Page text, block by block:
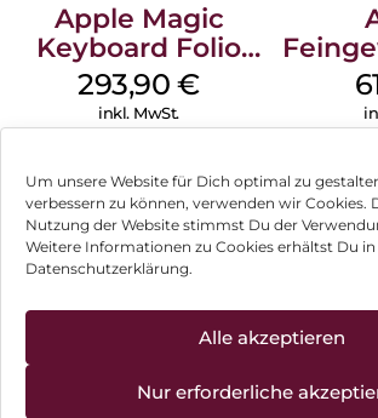
Um unsere Website für Dich optimal zu
verbessern zu können, verwenden wir Cookies.
Nutzung der Website stimmst Du der
Weitere Informationen zu Cookies erhältst Du
Datenschutzerklärung.
Alle akzeptieren
Nur erforderliche
Apple Magic
Keyboard Folio
iPad 10.9″ (10.Gen.)
Weiß
293,90€
inkl. MwSt.
Impressum